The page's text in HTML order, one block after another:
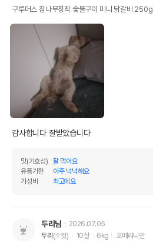
구루머스 참나무장작 숯불구이 미니 닭갈비 250g
감사합니다 잘받았습니다
맛(기호성)
잘 먹어요
유통기한
아주 넉넉해요
가성비
최고에요
두리님
2026.07.05
두리 (수컷) 10살 6kg 포메라니안